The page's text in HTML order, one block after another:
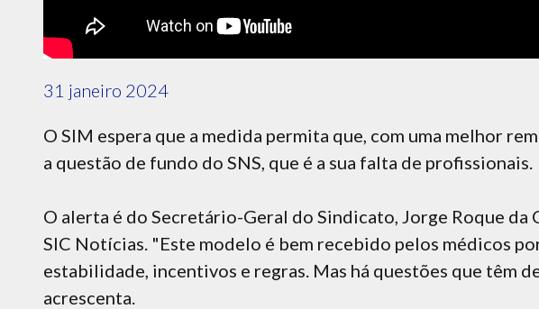
31 janeiro 2024
O SIM espera que a medida permita que, com uma melhor
a questão de fundo do SNS, que é a sua falta de profissionais.
O alerta é do Secretário-Geral do Sindicato, Jorge Roque da
SIC Notícias. "Este modelo é bem recebido pelos médicos
estabilidade, incentivos e regras. Mas há questões que têm
acrescenta.